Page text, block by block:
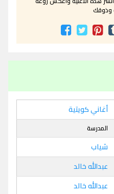
وذوقك
أغاني كويتية
المدرسة
شياب
عبدالله خالد
عبدالله خالد